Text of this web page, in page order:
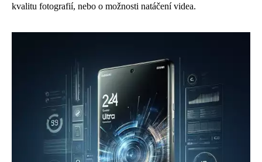
kvalitu fotografií, nebo o možnosti natáčení videa.